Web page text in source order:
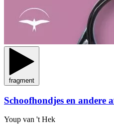
fragment
Schoofhondjes en andere
Youp van 't Hek